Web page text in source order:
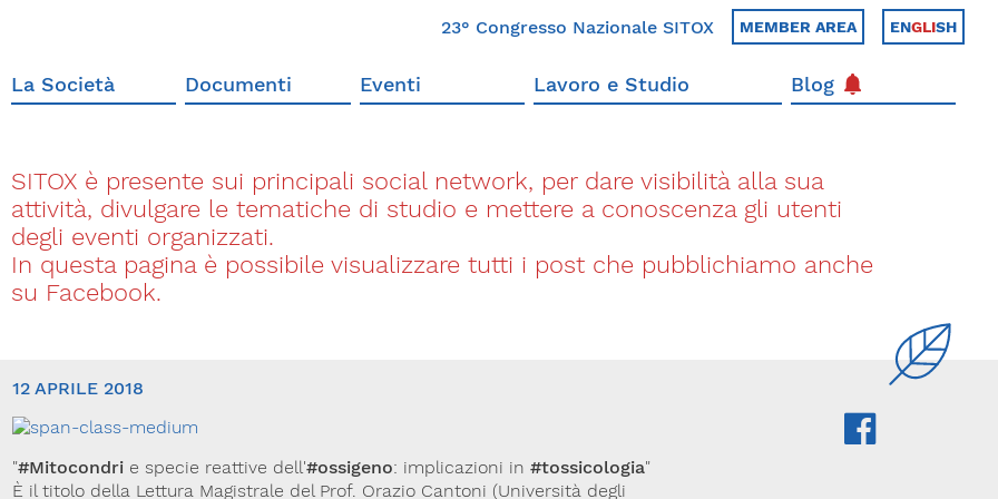
23° Congresso Nazionale SITOX MEMBER AREA ENGLISH
La Società Documenti Eventi Lavoro e Studio Blog
SITOX è presente sui principali social network, per dare visibilità alla sua
attività, divulgare le tematiche di studio e mettere a conoscenza gli utenti
degli eventi organizzati.
In questa pagina è possibile visualizzare tutti i post che pubblichiamo anche
su Facebook.
12 APRILE 2018
"#Mitocondri e specie reattive dell'#ossigeno: implicazioni in#tossicologia"
È il titolo della Lettura Magistrale del Prof. Orazio Cantoni (Università degli